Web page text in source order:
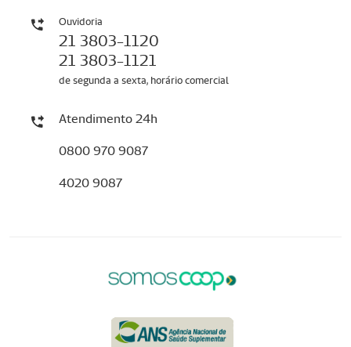
Ouvidoria
21 3803-1120
21 3803-1121
de segunda a sexta, horário comercial
Atendimento 24h
0800 970 9087
4020 9087